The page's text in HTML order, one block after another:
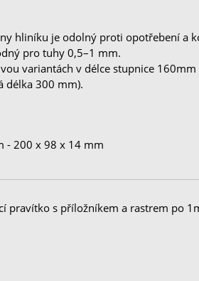
hliníku je odolný proti opotřebení a
pro tuhy 0,5–1 mm.
variantách v délce stupnice
délka 300 mm).
- 200 x 98 x 14 mm
pravítko s příložníkem a rastrem po